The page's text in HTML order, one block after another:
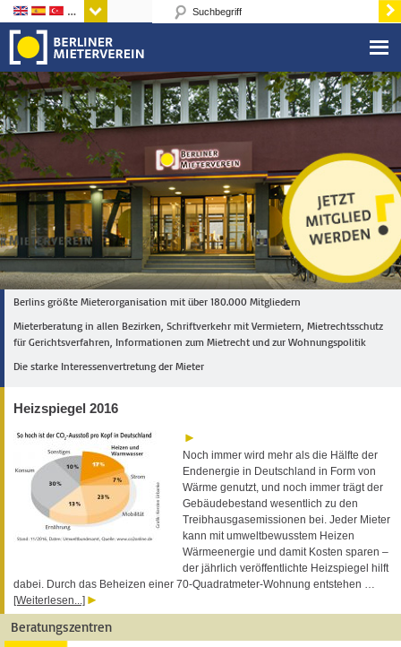
Sprachen
Berlins größte Mieterorganisation mit über 180.000 Mitgliedern
Mieterberatung in allen Bezirken, Schriftverkehr mit Vermietern, Mietrechtsschutz
für Gerichtsverfahren, Informationen zum Mietrecht und zur Wohnungspolitik
Die starke Interessenvertretung der Mieter
Heizspiegel 2016
Noch immer wird mehr als die Hälfte der
Endenergie in Deutschland in Form von
Wärme genutzt, und noch immer trägt der
Gebäudebestand wesentlich zu den
Treibhausgasemissionen bei. Jeder Mieter
kann mit umweltbewusstem Heizen
Wärmeenergie und damit Kosten sparen –
der jährlich veröffentlichte Heizspiegel hilft
dabei. Durch das Beheizen einer 70-Quadratmeter-Wohnung entstehen …
[Weiterlesen...]
Beratungszentren